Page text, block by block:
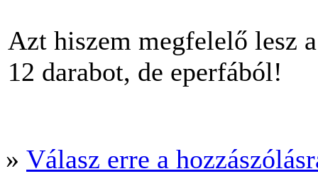
Azt hiszem megfelelő lesz
12 darabot, de eperfából!
» Válasz erre a